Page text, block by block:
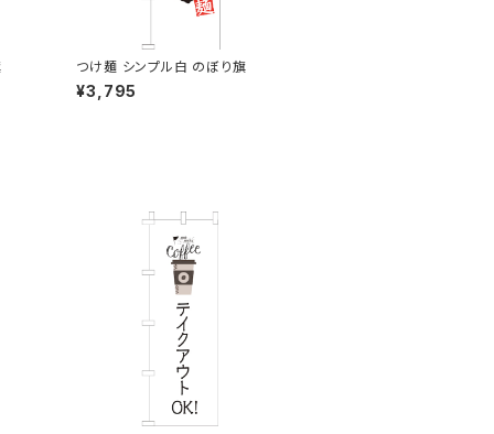
つけ麺 シンプル白 のぼり旗
¥3,795